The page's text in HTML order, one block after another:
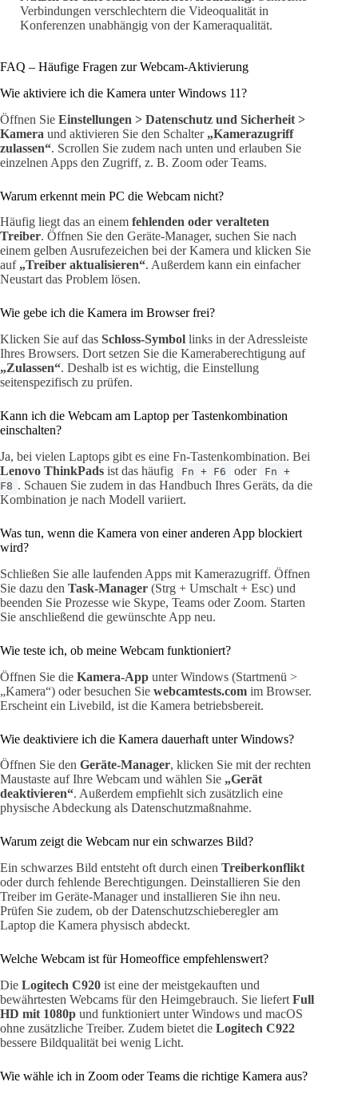
Verbindungen verschlechtern die Videoqualität in
Konferenzen unabhängig von der Kameraqualität.
FAQ – Häufige Fragen zur Webcam-Aktivierung
Wie aktiviere ich die Kamera unter Windows 11?
Öffnen Sie Einstellungen > Datenschutz und Sicherheit >
Kamera und aktivieren Sie den Schalter „Kamerazugriff
zulassen“. Scrollen Sie zudem nach unten und erlauben Sie
einzelnen Apps den Zugriff, z. B. Zoom oder Teams.
Warum erkennt mein PC die Webcam nicht?
Häufig liegt das an einem fehlenden oder veralteten
Treiber. Öffnen Sie den Geräte-Manager, suchen Sie nach
einem gelben Ausrufezeichen bei der Kamera und klicken Sie
auf „Treiber aktualisieren“. Außerdem kann ein einfacher
Neustart das Problem lösen.
Wie gebe ich die Kamera im Browser frei?
Klicken Sie auf das Schloss-Symbol links in der Adressleiste
Ihres Browsers. Dort setzen Sie die Kameraberechtigung auf
„Zulassen“. Deshalb ist es wichtig, die Einstellung
seitenspezifisch zu prüfen.
Kann ich die Webcam am Laptop per Tastenkombination
einschalten?
Ja, bei vielen Laptops gibt es eine Fn-Tastenkombination. Bei
Lenovo ThinkPads ist das häufig Fn + F6 oder
Fn +
F8 . Schauen Sie zudem in das Handbuch Ihres Geräts, da die
Kombination je nach Modell variiert.
Was tun, wenn die Kamera von einer anderen App blockiert
wird?
Schließen Sie alle laufenden Apps mit Kamerazugriff. Öffnen
Sie dazu den Task-Manager (Strg + Umschalt + Esc) und
beenden Sie Prozesse wie Skype, Teams oder Zoom. Starten
Sie anschließend die gewünschte App neu.
Wie teste ich, ob meine Webcam funktioniert?
Öffnen Sie die Kamera-App unter Windows (Startmenü >
„Kamera“) oder besuchen Sie webcamtests.com im Browser.
Erscheint ein Livebild, ist die Kamera betriebsbereit.
Wie deaktiviere ich die Kamera dauerhaft unter Windows?
Öffnen Sie den Geräte-Manager, klicken Sie mit der rechten
Maustaste auf Ihre Webcam und wählen Sie „Gerät
deaktivieren“. Außerdem empfiehlt sich zusätzlich eine
physische Abdeckung als Datenschutzmaßnahme.
Warum zeigt die Webcam nur ein schwarzes Bild?
Ein schwarzes Bild entsteht oft durch einen Treiberkonflikt
oder durch fehlende Berechtigungen. Deinstallieren Sie den
Treiber im Geräte-Manager und installieren Sie ihn neu.
Prüfen Sie zudem, ob der Datenschutzschieberegler am
Laptop die Kamera physisch abdeckt.
Welche Webcam ist für Homeoffice empfehlenswert?
Die Logitech C920 ist eine der meistgekauften und
bewährtesten Webcams für den Heimgebrauch. Sie liefert Full
HD mit 1080p und funktioniert unter Windows und macOS
ohne zusätzliche Treiber. Zudem bietet die Logitech C922
bessere Bildqualität bei wenig Licht.
Wie wähle ich in Zoom oder Teams die richtige Kamera aus?